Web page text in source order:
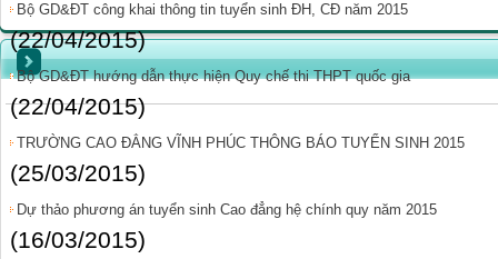
Bộ GD&ĐT công khai thông tin tuyển sinh ĐH, CĐ năm 2015
(22/04/2015)
Bộ GD&ĐT hướng dẫn thực hiện Quy chế thi THPT quốc gia
(22/04/2015)
TRƯỜNG CAO ĐẲNG VĨNH PHÚC THÔNG BÁO TUYỂN SINH 2015
(25/03/2015)
Dự thảo phương án tuyển sinh Cao đẳng hệ chính quy năm 2015
(16/03/2015)